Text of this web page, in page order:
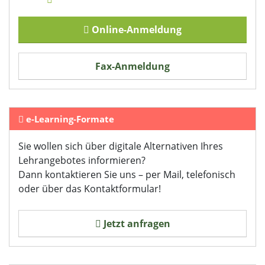
analysieren. Außerdem geben wir Informationen zu Ihrer
Verwendung unserer Website an unsere Partner für
soziale Medien, Werbung und Analysen weiter. Unsere
Partner führen diese Informationen möglicherweise mit
weiteren Daten zusammen, die Sie ihnen bereitgestellt
gesammelt haben. Sie geben Einwilligung zu unseren
Cookies, wenn Sie unsere Webseite weiterhin nutzen.
Impressum
Online-Anmeldung
Fax-Anmeldung
e-Learning-Formate
Sie wollen sich über digitale Alternativen Ihres
Lehrangebotes informieren?
Dann kontaktieren Sie uns – per Mail, telefonisch
oder über das Kontaktformular!
Jetzt anfragen